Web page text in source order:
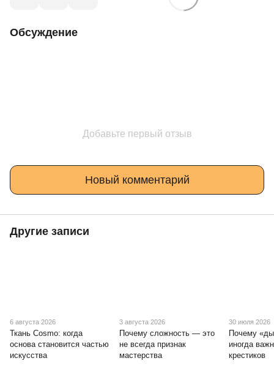
Обсуждение
Добавьте первый отзыв
Новый комментарий
Другие записи
6 августа 2026
Ткань Cosmo: когда
основа становится частью
искусства
3 августа 2026
Почему сложность — это
не всегда признак
мастерства
30 июля 2026
Почему
иногда
крестиков